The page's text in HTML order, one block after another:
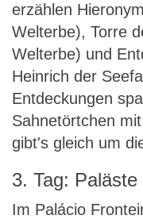
erzählen
Welterbe), Torre
Welterbe) und
Heinrich der
Entdeckungen
Sahnetörtchen
gibt's gleich um
3. Tag:
Im Palácio